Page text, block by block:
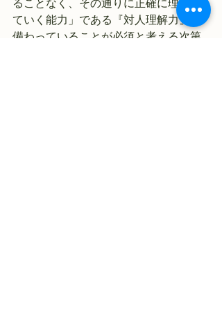
ることなく、その通りに正確に理解し
ていく能力」である『対人理解力』が
備わっていることが必須と考える次第